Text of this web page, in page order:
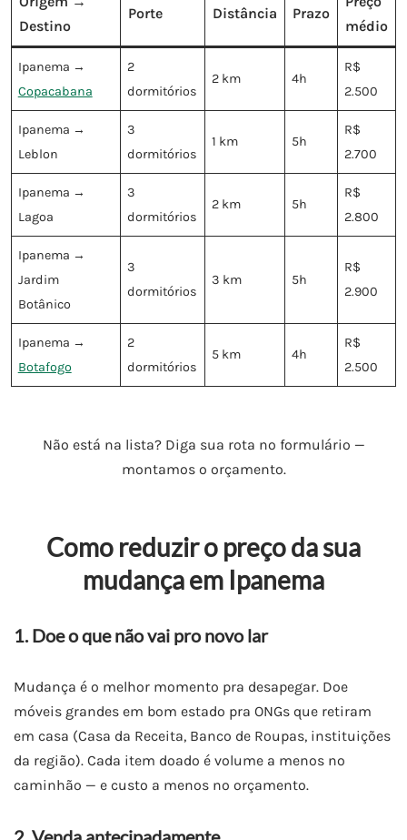
Destino
Porte Distância Prazo
médio
Ipanema →
Copacabana
2
dormitórios
2 km 4h
R$
2.500
Ipanema →
Leblon
3
dormitórios
1 km 5h
R$
2.700
Ipanema →
Lagoa
3
dormitórios
2 km 5h
R$
2.800
Ipanema →
Jardim
Botânico
3
dormitórios
3 km 5h
R$
2.900
Ipanema →
Botafogo
2
dormitórios
5 km 4h
R$
2.500
Não está na lista? Diga sua rota no formulário —
montamos o orçamento.
Como reduzir o preço da sua
mudança em Ipanema
1. Doe o que não vai pro novo lar
Mudança é o melhor momento pra desapegar. Doe
móveis grandes em bom estado pra ONGs que retiram
em casa (Casa da Receita, Banco de Roupas, instituições
da região). Cada item doado é volume a menos no
caminhão — e custo a menos no orçamento.